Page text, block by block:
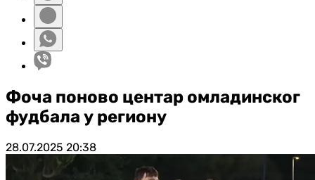
Фоча поново центар омладинског
фудбала у региону
28.07.2025 20:38